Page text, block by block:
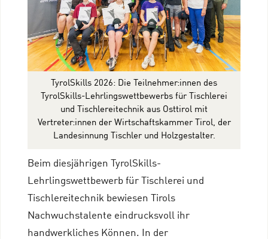
TyrolSkills 2026: Die Teilnehmer:innen des
TyrolSkills-Lehrlingswettbewerbs für Tischlerei
und Tischlereitechnik aus Osttirol mit
Vertreter:innen der Wirtschaftskammer Tirol, der
Landesinnung Tischler und Holzgestalter.
Beim diesjährigen TyrolSkills-
Lehrlingswettbewerb für Tischlerei und
Tischlereitechnik bewiesen Tirols
Nachwuchstalente eindrucksvoll ihr
handwerkliches Können. In der